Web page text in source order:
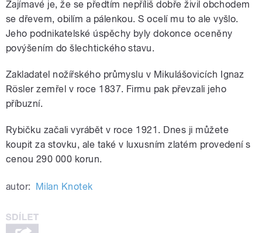
Zajímavé je, že se předtím nepříliš dobře živil obchodem
se dřevem, obilím a pálenkou. S ocelí mu to ale vyšlo.
Jeho podnikatelské úspěchy byly dokonce oceněny
povýšením do šlechtického stavu.
Zakladatel nožířského průmyslu v Mikulášovicích Ignaz
Rösler zemřel v roce 1837. Firmu pak převzali jeho
příbuzní.
Rybičku začali vyrábět v roce 1921. Dnes ji můžete
koupit za stovku, ale také v luxusním zlatém provedení s
cenou 290 000 korun.
autor: Milan Knotek